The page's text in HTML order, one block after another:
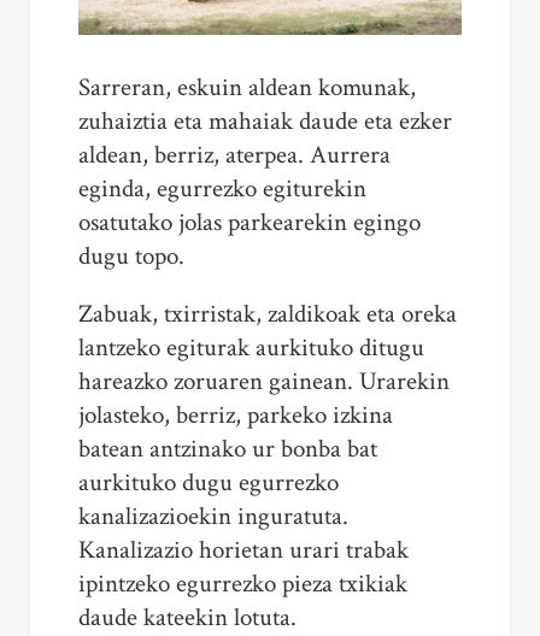
Sarreran, eskuin aldean komunak,
zuhaiztia eta mahaiak daude eta ezker
aldean, berriz, aterpea. Aurrera
eginda, egurrezko egiturekin
osatutako jolas parkearekin egingo
dugu topo.
Zabuak, txirristak, zaldikoak eta oreka
lantzeko egiturak aurkituko ditugu
hareazko zoruaren gainean. Urarekin
jolasteko, berriz, parkeko izkina
batean antzinako ur bonba bat
aurkituko dugu egurrezko
kanalizazioekin inguratuta.
Kanalizazio horietan urari trabak
ipintzeko egurrezko pieza txikiak
daude kateekin lotuta.